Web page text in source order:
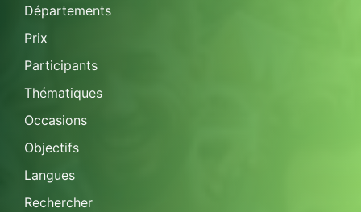
Départements
Prix
Participants
Thématiques
Occasions
Objectifs
Langues
Rechercher